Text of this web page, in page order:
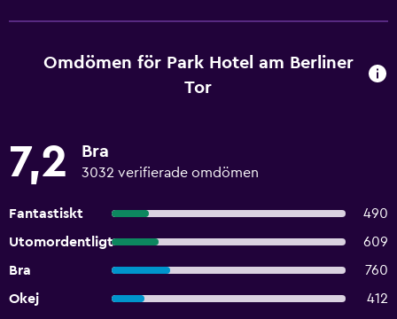
Omdömen för Park Hotel am Berliner
Tor
7,2 Bra
3032 verifierade omdömen
Fantastiskt
490
Utomordentligt
609
Bra
760
Okej
412